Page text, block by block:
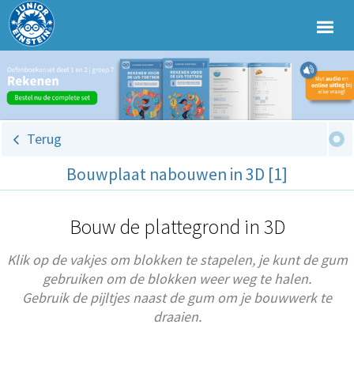
Terug
Bouwplaat nabouwen in 3D [1]
Bouw de plattegrond in 3D
Klik op de vakjes om blokken te stapelen, je kunt de gum
gebruiken om de blokken weer weg te halen.
Gebruik de pijltjes naast de gum om je bouwwerk te
draaien.